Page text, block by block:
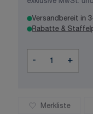
exklusive MwSt.
Versandbereit in
Rabatte &
- +
Merkliste